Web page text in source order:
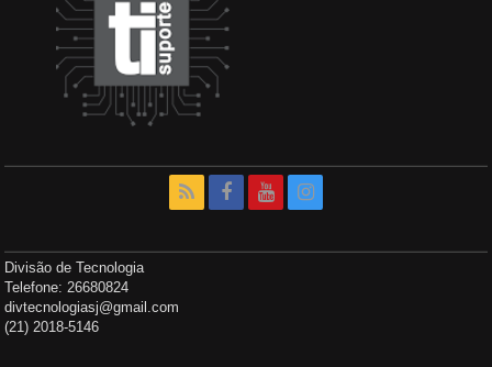
Divisão de Tecnologia
Telefone: 26680824
divtecnologiasj@gmail.com
(21) 2018-5146